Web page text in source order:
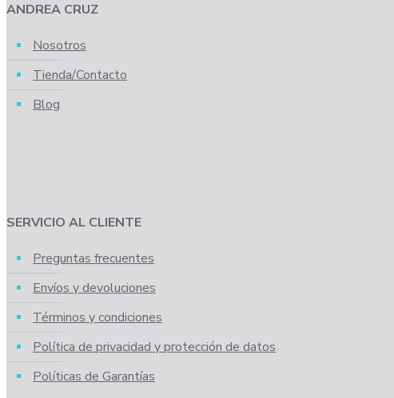
ANDREA CRUZ
Nosotros
Tienda/Contacto
Blog
SERVICIO AL CLIENTE
Preguntas frecuentes
Envíos y devoluciones
Términos y condiciones
Política de privacidad y protección de datos
Políticas de Garantías